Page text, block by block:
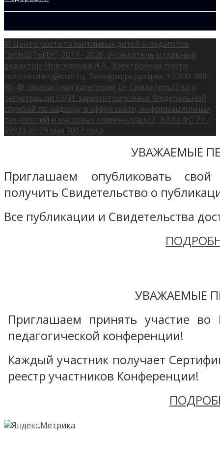
© Центр роста талантливых детей и педагогов
"ЭЙНШТЕЙН", 2017 - 2026, Учредитель и главный
редактор: Новоселова Н.А., Электронная почта:
centreinstein@mail.ru, Телефон редакции: +7 900-388-
06-48, Возрастная категория: 0+ Свидетельство о
регистрации СМИ: зарегистрировано Федеральной
службой по надзору в сфере связи, информационных
технологий и массовых коммуникаций, ЭЛ № ФС 77 -
69923 от 29 мая 2017 года
УВАЖАЕМЫЕ
Приглашаем опубликовать
получить Свидетельство о
Все публикации и Свидетельства
УВАЖАЕМЫЕ
Приглашаем принять участие во
педагогической конференции!
Каждый участник получает
реестр участников Конференции!